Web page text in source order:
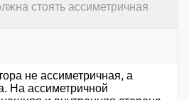
стоять ассиметричная
не ассиметричная, а
На ассиметричной